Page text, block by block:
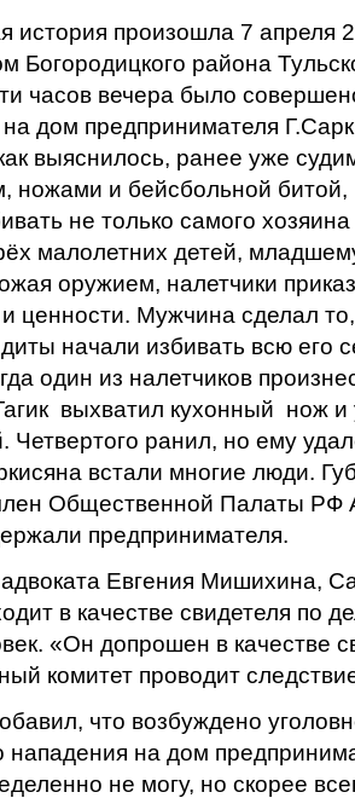
история произошла 7 апреля
Богородицкого района
часов вечера было
дом предпринимателя
выяснилось, ранее уже
ножами и бейсбольной битой,
не только самого
малолетних детей,
оружием, налетчики
ценности. Мужчина сделал
начали избивать всю его
один из налетчиков
выхватил кухонный нож и
Четвертого ранил, но ему
встали многие люди.
Общественной Палаты РФ
предпринимателя.
Евгения Мишихина,
в качестве свидетеля по
«Он допрошен в качестве
комитет проводит
что возбуждено
нападения на дом
не могу, но скорее